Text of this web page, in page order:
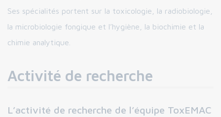
Ses spécialités portent sur la toxicologie, la radiobiologie,
la microbiologie fongique et l’hygiène, la biochimie et la
chimie analytique.
Activité de recherche
L’activité de recherche de l’équipe ToxEMAC